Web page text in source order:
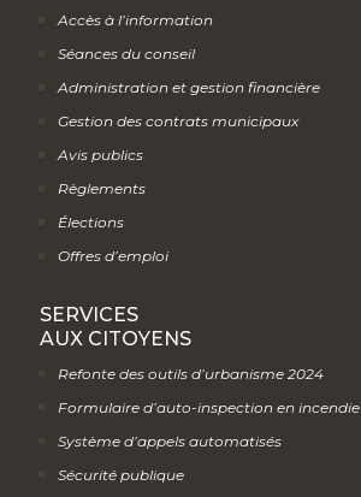
Accès à l’information
Séances du conseil
Administration et gestion financière
Gestion des contrats municipaux
Avis publics
Règlements
Élections
Offres d’emploi
SERVICES
AUX CITOYENS
Refonte des outils d’urbanisme 2024
Formulaire d’auto-inspection en incendie
Système d’appels automatisés
Sécurité publique